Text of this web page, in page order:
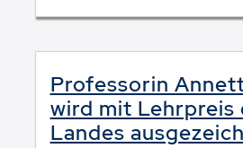
Professorin
wird mit Lehrpreis
Landes